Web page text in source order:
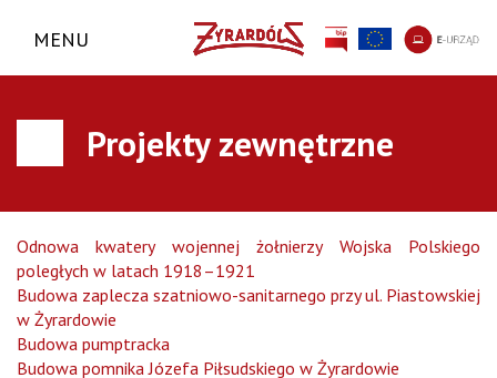
MENU
Projekty zewnętrzne
Odnowa kwatery wojennej żołnierzy Wojska Polskiego
poległych w latach 1918–1921
Budowa zaplecza szatniowo-sanitarnego przy ul. Piastowskiej
w Żyrardowie
Budowa pumptracka
Budowa pomnika Józefa Piłsudskiego w Żyrardowie